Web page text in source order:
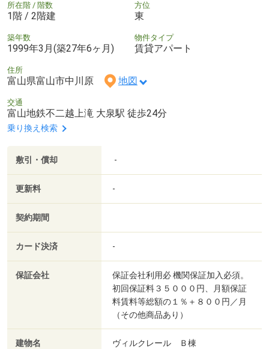
所在階 / 階数
1階 / 2階建
方位
東
築年数
1999年3月(築27年6ヶ月)
物件タイプ
賃貸アパート
住所
富山県富山市中川原 地図
交通
富山地鉄不二越上滝 大泉駅 徒歩24分
乗り換え検索
敷引・償却 -
更新料 -
契約期間
カード決済 -
保証会社
保証会社利用必 機関保証加入必須。
初回保証料３５０００円、月額保証
料賃料等総額の１％＋８００円／月
（その他商品あり）
建物名 ヴィルクレール Ｂ棟